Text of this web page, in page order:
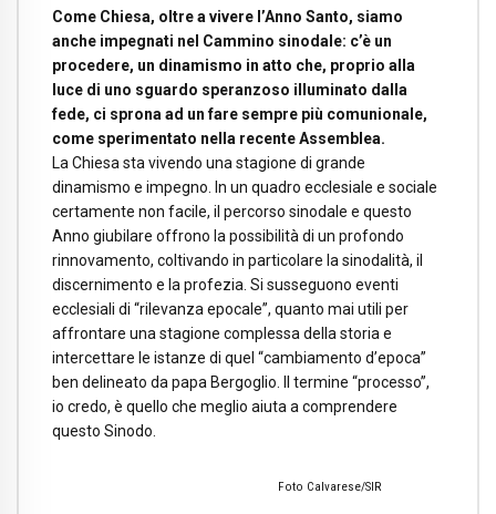
Come Chiesa, oltre a vivere l’Anno Santo, siamo
anche impegnati nel Cammino sinodale: c’è un
procedere, un dinamismo in atto che, proprio alla
luce di uno sguardo speranzoso illuminato dalla
fede, ci sprona ad un fare sempre più comunionale,
come sperimentato nella recente Assemblea.
La Chiesa sta vivendo una stagione di grande
dinamismo e impegno. In un quadro ecclesiale e sociale
certamente non facile, il percorso sinodale e questo
Anno giubilare offrono la possibilità di un profondo
rinnovamento, coltivando in particolare la sinodalità, il
discernimento e la profezia. Si susseguono eventi
ecclesiali di “rilevanza epocale”, quanto mai utili per
affrontare una stagione complessa della storia e
intercettare le istanze di quel “cambiamento d’epoca”
ben delineato da papa Bergoglio. Il termine “processo”,
io credo, è quello che meglio aiuta a comprendere
questo Sinodo.
Foto Calvarese/SIR